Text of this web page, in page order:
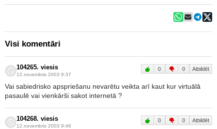
Visi komentāri
104265. viesis
12.novembris 2003 9:37
0 0 Atbildēt
Vai sabiedrisko apspriešanu nevarētu veikta arī kaut kur virtuālā
pasaulē vai vienkārši sakot internetā ?
104268. viesis
12.novembris 2003 9:46
0 0 Atbildēt